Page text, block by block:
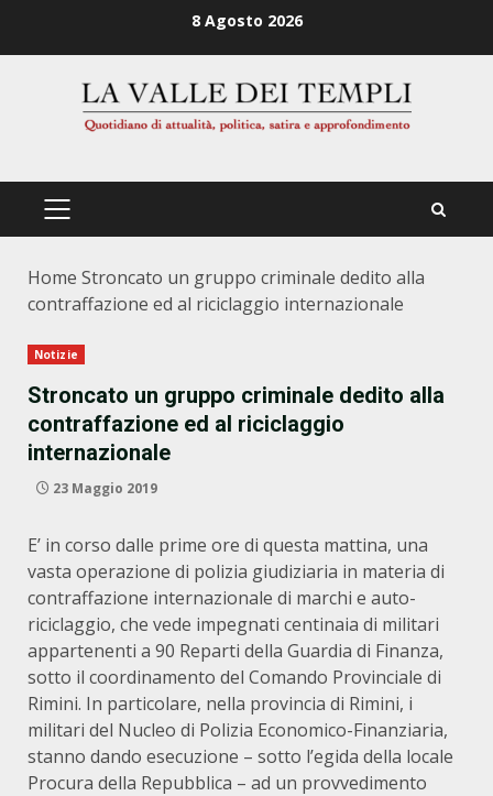
8 Agosto 2026
PRIMÄRES
Home Stroncato un gruppo criminale dedito alla
contraffazione ed al riciclaggio internazionale
Notizie
Stroncato un gruppo criminale dedito alla
contraffazione ed al riciclaggio
internazionale
23 Maggio 2019
E’ in corso dalle prime ore di questa mattina, una
vasta operazione di polizia giudiziaria in materia di
contraffazione internazionale di marchi e auto-
riciclaggio, che vede impegnati centinaia di militari
appartenenti a 90 Reparti della Guardia di Finanza,
sotto il coordinamento del Comando Provinciale di
Rimini. In particolare, nella provincia di Rimini, i
militari del Nucleo di Polizia Economico-Finanziaria,
stanno dando esecuzione – sotto l’egida della locale
Procura della Repubblica – ad un provvedimento